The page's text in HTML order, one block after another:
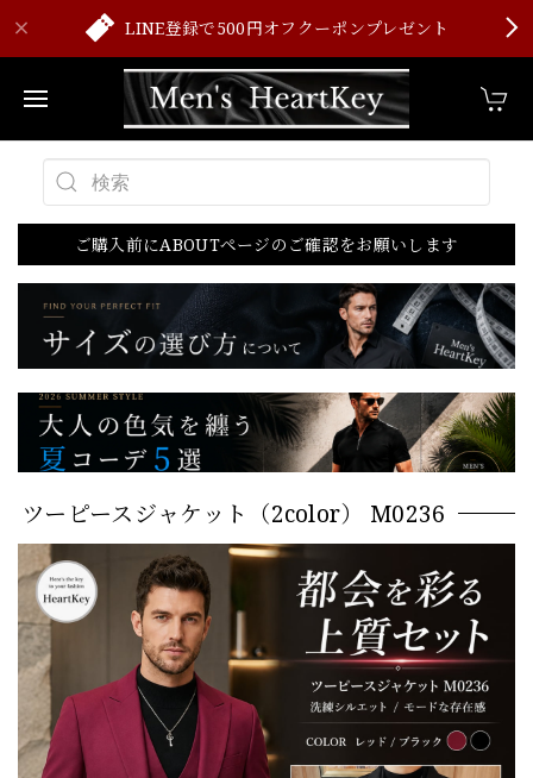
LINE登録で500円オフクーポンプレゼント
ご購入前にABOUTページのご確認をお願いします
ツーピースジャケット（2color） M0236